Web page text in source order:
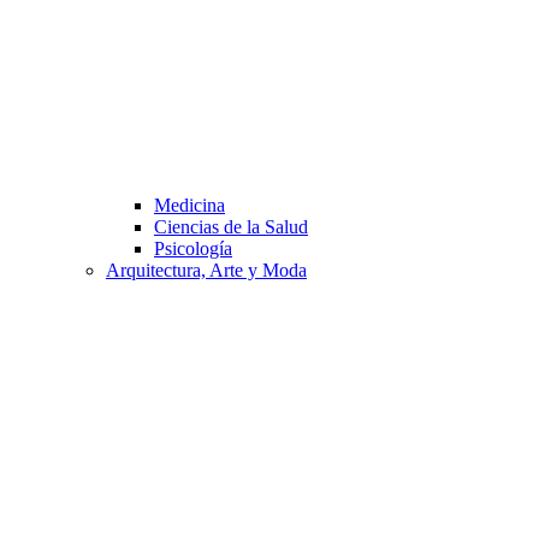
Medicina
Ciencias de la Salud
Psicología
Arquitectura, Arte y Moda